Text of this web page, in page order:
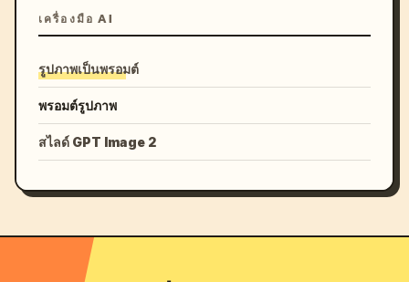
เครื่องมือ AI
รูปภาพเป็นพรอมต์
พรอมต์รูปภาพ
สไลด์ GPT Image 2